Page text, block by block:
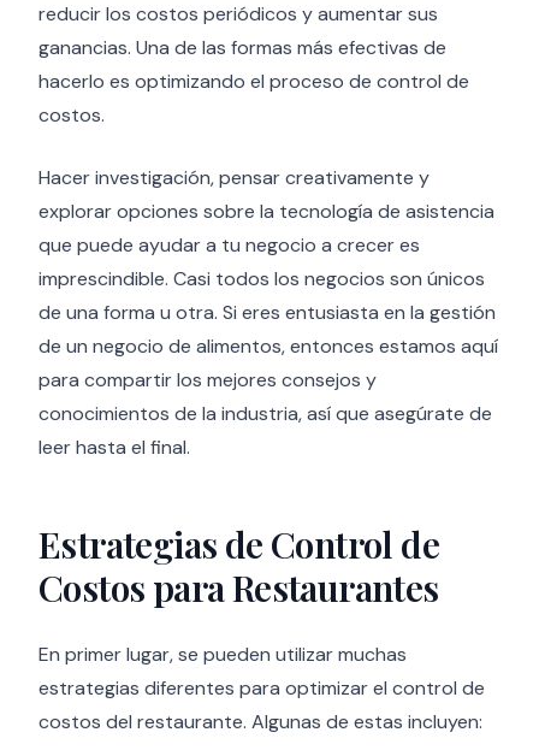
reducir los costos periódicos y aumentar sus
ganancias. Una de las formas más efectivas de
hacerlo es optimizando el proceso de control de
costos.
Hacer investigación, pensar creativamente y
explorar opciones sobre la tecnología de asistencia
que puede ayudar a tu negocio a crecer es
imprescindible. Casi todos los negocios son únicos
de una forma u otra. Si eres entusiasta en la gestión
de un negocio de alimentos, entonces estamos aquí
para compartir los mejores consejos y
conocimientos de la industria, así que asegúrate de
leer hasta el final.
Estrategias de Control de
Costos para Restaurantes
En primer lugar, se pueden utilizar muchas
estrategias diferentes para optimizar el control de
costos del restaurante. Algunas de estas incluyen: